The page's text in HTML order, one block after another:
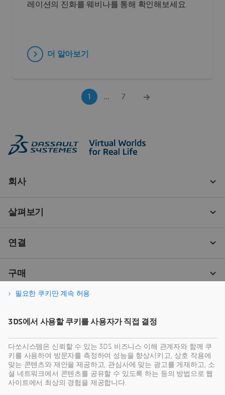
레이션의 진화를 웨비나를 통해 확인해보세요.
더 알아보기
1 ... 7
필요한 쿠키만 계속 허용
3DS에서 사용할 쿠키를 사용자가 직접 결정
다쏘시스템은 신뢰할 수 있는 3DS 비즈니스 이해 관계자와 함께 쿠
키를 사용하여 방문자를 측정하여 성능을 향상시키고, 상호 작용에
맞는 콘텐츠와 제안을 제공하고, 관심사에 맞는 광고를 게재하고, 소
셜 네트워크에서 콘텐츠를 공유할 수 있도록 하는 등의 방법으로 웹
사이트에서 최상의 경험을 제공합니다.